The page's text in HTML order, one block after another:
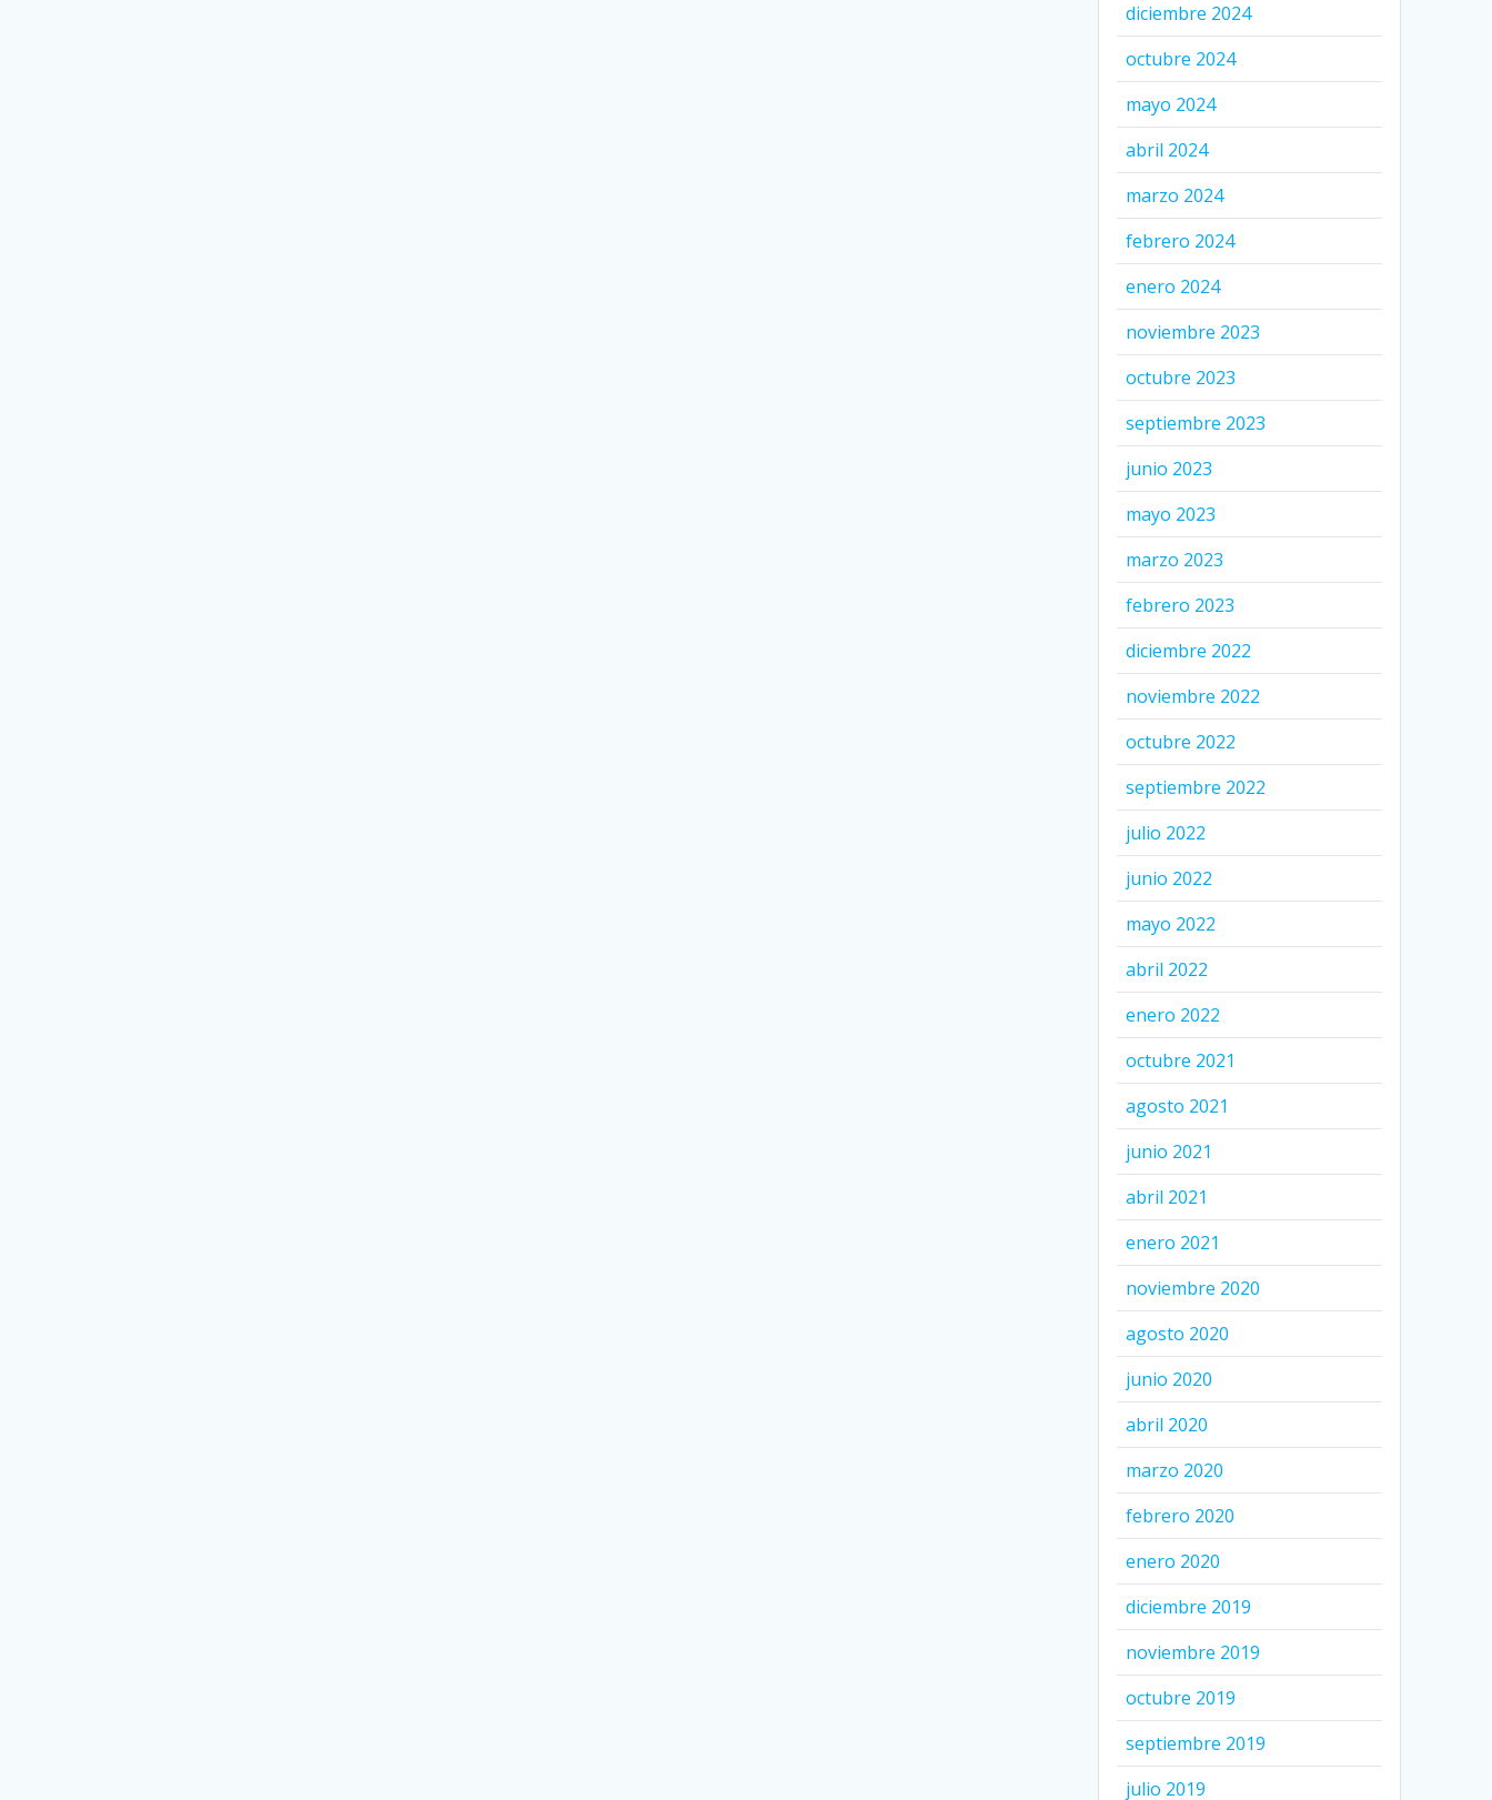
diciembre 2024
octubre 2024
mayo 2024
abril 2024
marzo 2024
febrero 2024
enero 2024
noviembre 2023
octubre 2023
septiembre 2023
junio 2023
mayo 2023
marzo 2023
febrero 2023
diciembre 2022
noviembre 2022
octubre 2022
septiembre 2022
julio 2022
junio 2022
mayo 2022
abril 2022
enero 2022
octubre 2021
agosto 2021
junio 2021
abril 2021
enero 2021
noviembre 2020
agosto 2020
junio 2020
abril 2020
marzo 2020
febrero 2020
enero 2020
diciembre 2019
noviembre 2019
octubre 2019
septiembre 2019
julio 2019